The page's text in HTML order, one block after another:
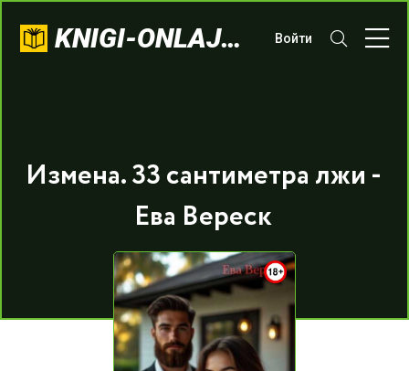
KNIGI-ONLAJN.COM Войти
Измена. 33 сантиметра лжи -
Ева Вереск